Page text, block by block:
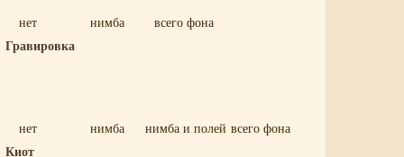
нет нимба
всего фона
Гравировка
нет нимба нимба и полей всего фона
Киот